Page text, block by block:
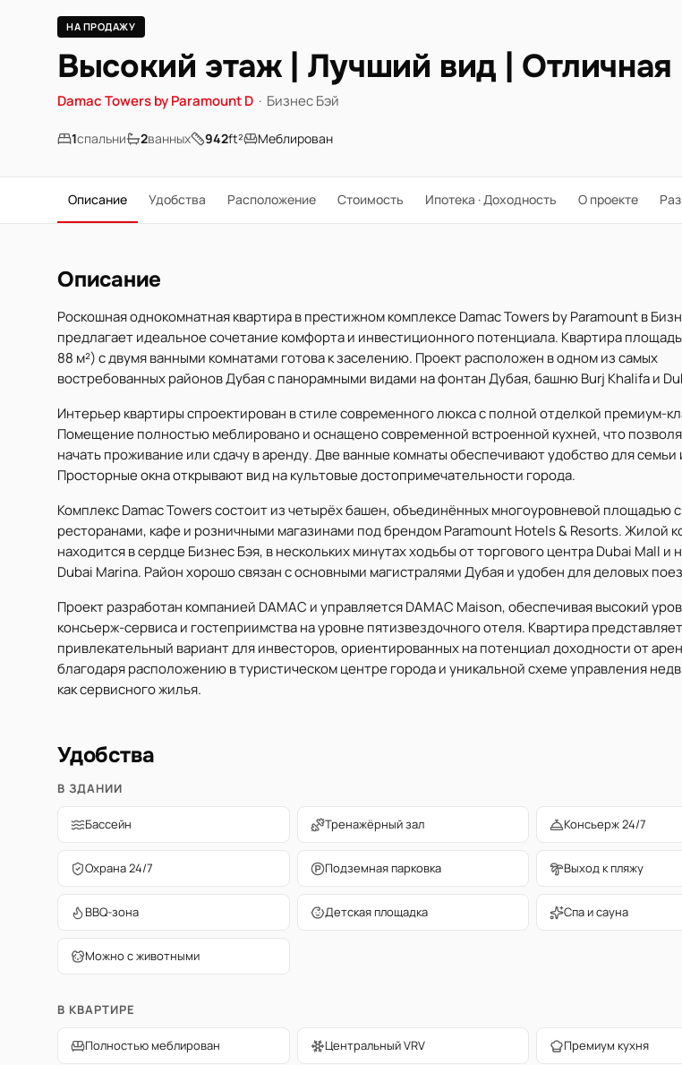
НА ПРОДАЖУ
Высокий этаж | Лучший вид | Отличная
Damac Towers by Paramount D · Бизнес Бэй
1спальни 2ванных 942ft² Меблирован
Описание Удобства Расположение Стоимость Ипотека · Доходность О проекте
Описание
Роскошная однокомнатная квартира в престижном комплексе Damac Towers by Paramount в
предлагает идеальное сочетание комфорта и инвестиционного потенциала. Квартира
88 м²) с двумя ванными комнатами готова к заселению. Проект расположен в одном из самых
востребованных районов Дубая с панорамными видами на фонтан Дубая, башню Burj Khalifa и
Интерьер квартиры спроектирован в стиле современного люкса с полной отделкой премиум-
Помещение полностью меблировано и оснащено современной встроенной кухней, что
начать проживание или сдачу в аренду. Две ванные комнаты обеспечивают удобство для семьи
Просторные окна открывают вид на культовые достопримечательности города.
Комплекс Damac Towers состоит из четырёх башен, объединённых многоуровневой площадью с
ресторанами, кафе и розничными магазинами под брендом Paramount Hotels & Resorts. Жилой
находится в сердце Бизнес Бэя, в нескольких минутах ходьбы от торгового центра Dubai Mall и
Dubai Marina. Район хорошо связан с основными магистралями Дубая и удобен для деловых
Проект разработан компанией DAMAC и управляется DAMAC Maison, обеспечивая высокий
консьерж-сервиса и гостеприимства на уровне пятизвездочного отеля. Квартира
привлекательный вариант для инвесторов, ориентированных на потенциал доходности от
благодаря расположению в туристическом центре города и уникальной схеме управления
как сервисного жилья.
Удобства
В ЗДАНИИ
Бассейн Тренажёрный зал Консьерж 24/7
Охрана 24/7 Подземная парковка Выход к пляжу
BBQ-зона Детская площадка Спа и сауна
Можно с животными
В КВАРТИРЕ
Полностью меблирован Центральный VRV Премиум кухня